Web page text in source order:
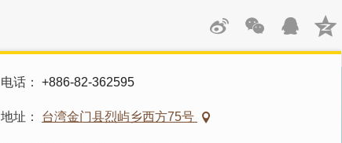
电话 +886-82-362595
地址 台湾金门县烈屿乡西方75号